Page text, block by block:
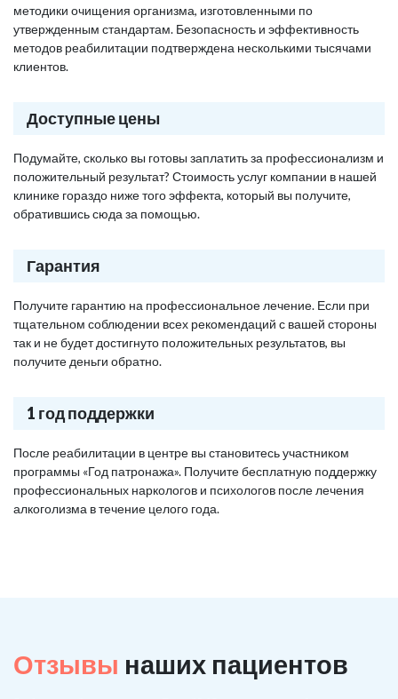
методики очищения организма, изготовленными по
утвержденным стандартам. Безопасность и эффективность
методов реабилитации подтверждена несколькими тысячами
клиентов.
Доступные цены
Подумайте, сколько вы готовы заплатить за профессионализм и
положительный результат? Стоимость услуг компании в нашей
клинике гораздо ниже того эффекта, который вы получите,
обратившись сюда за помощью.
Гарантия
Получите гарантию на профессиональное лечение. Если при
тщательном соблюдении всех рекомендаций с вашей стороны
так и не будет достигнуто положительных результатов, вы
получите деньги обратно.
1 год поддержки
После реабилитации в центре вы становитесь участником
программы «Год патронажа». Получите бесплатную поддержку
профессиональных наркологов и психологов после лечения
алкоголизма в течение целого года.
Отзывы наших пациентов